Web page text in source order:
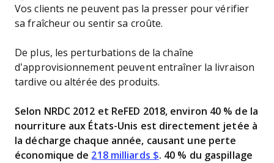
Vos clients ne peuvent pas la presser pour vérifier
sa fraîcheur ou sentir sa croûte.
De plus, les perturbations de la chaîne
d’approvisionnement peuvent entraîner la livraison
tardive ou altérée des produits.
Selon NRDC 2012 et ReFED 2018, environ 40 % de la
nourriture aux États-Unis est directement jetée à
la décharge chaque année, causant une perte
économique de 218 milliards $. 40 % du gaspillage